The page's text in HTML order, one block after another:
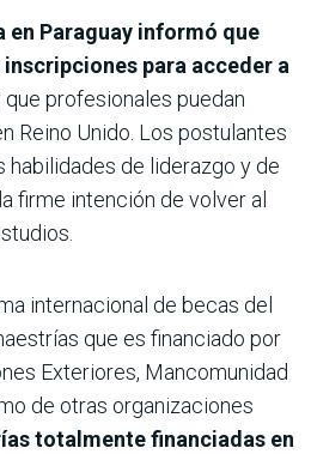
en Paraguay informó que
para acceder a
que profesionales puedan
Reino Unido. Los postulantes
de liderazgo y de
firme intención de volver al
internacional de becas del
que es financiado por
Exteriores, Mancomunidad
de otras organizaciones
totalmente financiadas en